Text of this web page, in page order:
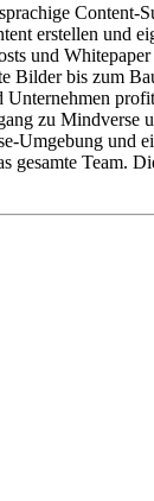
Content-
erstellen und
und
Bilder bis zum
Unternehmen
zu Mindverse
Umgebung und
gesamte Team.